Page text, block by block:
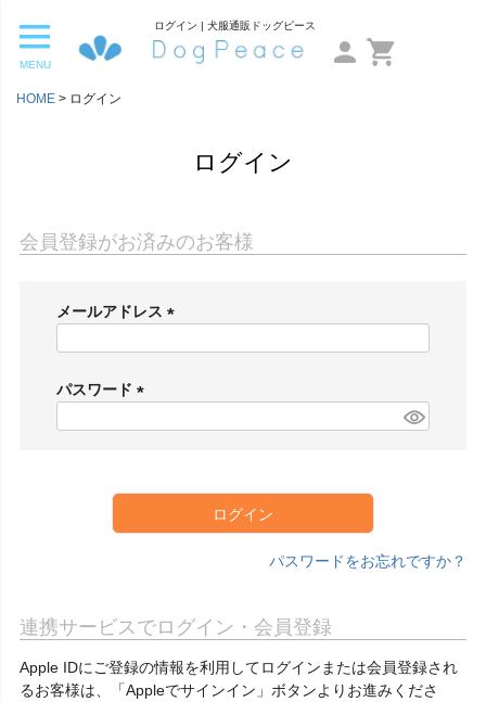
MENU
ログイン | 犬服通販ドッグピース
HOME ログイン
ログイン
会員登録がお済みのお客様
メールアドレス
)
パスワード
ログイン
パスワードをお忘れですか？
連携サービスでログイン・会員登録
Apple IDにご登録の情報を利用してログインまたは会員登録され
るお客様は、「Appleでサインイン」ボタンよりお進みくださ